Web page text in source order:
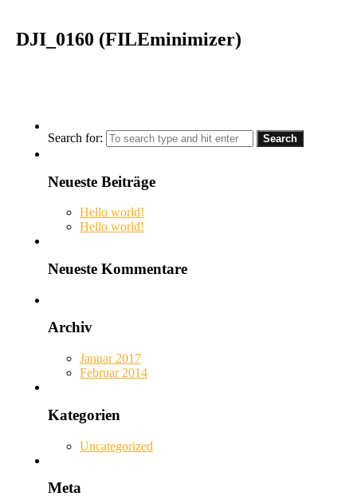
DJI_0160 (FILEminimizer)
Search for:
Neueste Beiträge
Hello world!
Hello world!
Neueste Kommentare
Archiv
Januar 2017
Februar 2014
Kategorien
Uncategorized
Meta